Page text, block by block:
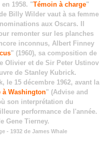
1958. "Témoin à charge"
Billy Wilder vaut à sa femme
aux Oscars. Il
remonter sur les planches
inconnus, Albert Finney
" (1960), sa composition de
Olivier et de Sir Peter Ustinov
de Stanley Kubrick.
le 15 décembre 1962, avant la
à Washington" (Advise and
son interprétation du
performance de l'année.
Gene Tierney.
- 1932 de James Whale